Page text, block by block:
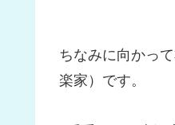
ちなみに向かっ
楽家）です。